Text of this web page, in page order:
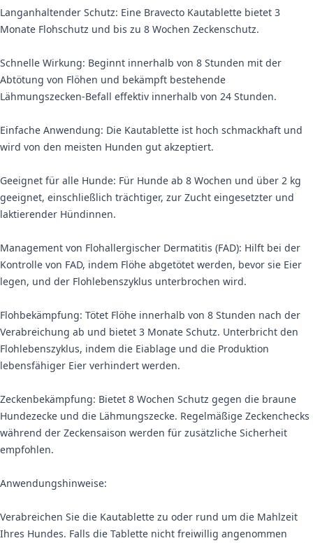
Langanhaltender Schutz: Eine Bravecto Kautablette bietet 3
Monate Flohschutz und bis zu 8 Wochen Zeckenschutz.
Schnelle Wirkung: Beginnt innerhalb von 8 Stunden mit der
Abtötung von Flöhen und bekämpft bestehende
Lähmungszecken-Befall effektiv innerhalb von 24 Stunden.
Einfache Anwendung: Die Kautablette ist hoch schmackhaft und
wird von den meisten Hunden gut akzeptiert.
Geeignet für alle Hunde: Für Hunde ab 8 Wochen und über 2 kg
geeignet, einschließlich trächtiger, zur Zucht eingesetzter und
laktierender Hündinnen.
Management von Flohallergischer Dermatitis (FAD): Hilft bei der
Kontrolle von FAD, indem Flöhe abgetötet werden, bevor sie Eier
legen, und der Flohlebenszyklus unterbrochen wird.
Flohbekämpfung: Tötet Flöhe innerhalb von 8 Stunden nach der
Verabreichung ab und bietet 3 Monate Schutz. Unterbricht den
Flohlebenszyklus, indem die Eiablage und die Produktion
lebensfähiger Eier verhindert werden.
Zeckenbekämpfung: Bietet 8 Wochen Schutz gegen die braune
Hundezecke und die Lähmungszecke. Regelmäßige Zeckenchecks
während der Zeckensaison werden für zusätzliche Sicherheit
empfohlen.
Anwendungshinweise:
Verabreichen Sie die Kautablette zu oder rund um die Mahlzeit
Ihres Hundes. Falls die Tablette nicht freiwillig angenommen